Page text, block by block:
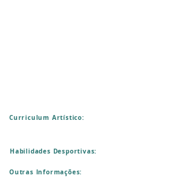
Curriculum Artístico:
Habilidades Desportivas:
Outras Informações: